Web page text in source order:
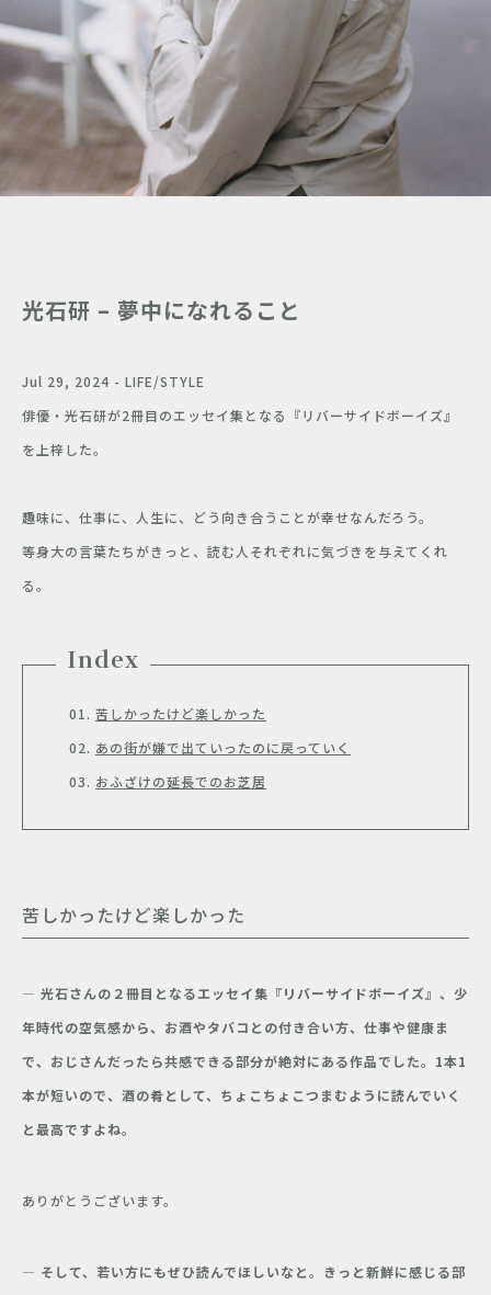
光石研 – 夢中になれること
Jul 29, 2024 - LIFE/STYLE
俳優・光石研が2冊目のエッセイ集となる『リバーサイドボーイズ』
を上梓した。
趣味に、仕事に、人生に、どう向き合うことが幸せなんだろう。
等身大の言葉たちがきっと、読む人それぞれに気づきを与えてくれ
る。
Index
苦しかったけど楽しかった
あの街が嫌で出ていったのに戻っていく
おふざけの延長でのお芝居
苦しかったけど楽しかった
― 光石さんの２冊目となるエッセイ集『リバーサイドボーイズ』、少
年時代の空気感から、お酒やタバコとの付き合い方、仕事や健康ま
で、おじさんだったら共感できる部分が絶対にある作品でした。1本1
本が短いので、 酒の肴として、ちょこちょこつまむように読んでいく
と最高ですよね。
ありがとうございます。
― そして、 若い方にもぜひ読んでほしいなと。きっと新鮮に感じる部